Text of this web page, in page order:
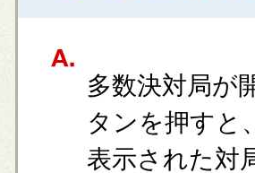
多数決対局が
タンを押すと
表示された対